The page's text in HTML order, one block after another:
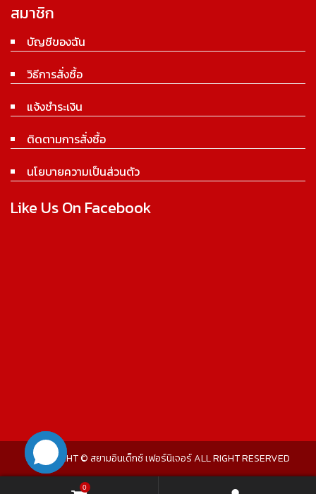
สมาชิก
บัญชีของฉัน
วิธีการสั่งซื้อ
แจ้งชำระเงิน
ติดตามการสั่งซื้อ
นโยบายความเป็นส่วนตัว
Like Us On Facebook
COPYRIGHT © สยามอินเด็กซ์ เฟอร์นิเจอร์ ALL RIGHT RESERVED
0